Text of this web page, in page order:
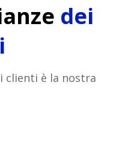
dei
clienti è la nostra